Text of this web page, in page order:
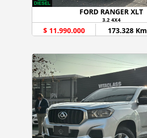
FORD RANGER XLT
3.2 4X4
$ 11.990.000 173.328 Km